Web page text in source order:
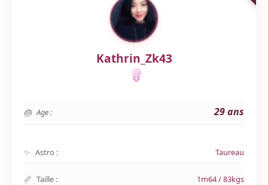
Kathrin_Zk43
Age : 29 ans
Astro : Taureau
Taille : 1m64 / 83kgs